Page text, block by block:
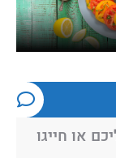
או חייגו